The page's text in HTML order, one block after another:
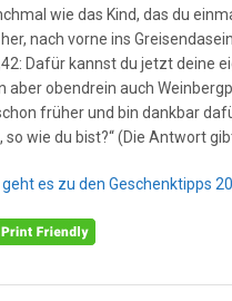
wie das Kind, das du
nach vorne ins
Dafür kannst du jetzt deine
aber obendrein auch
früher und bin dankbar
so wie du bist?“ (Die Antwort
geht es zu den Geschenktipps